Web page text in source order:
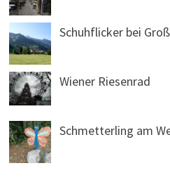
Schuhflicker bei
Wiener Riesenrad
Schmetterling am